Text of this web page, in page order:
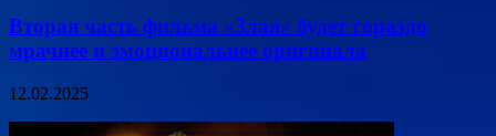
Вторая часть фильма «Злая» будет гораздо
мрачнее и эмоциональнее оригинала
12.02.2025